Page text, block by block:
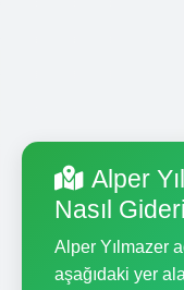
Alper
Nasıl
Alper Yılmazer
aşağıdaki yer